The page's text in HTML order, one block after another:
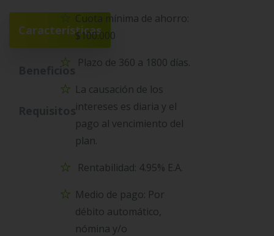
Características
Beneficios
Cuota mínima de ahorro:
$100.000
Plazo de 360 a 1800 días.
La causación de los
intereses es diaria y el
pago al vencimiento del
plan.
Rentabilidad: 4.95% E.A.
Medio de pago: Por
débito automático,
nómina y/o